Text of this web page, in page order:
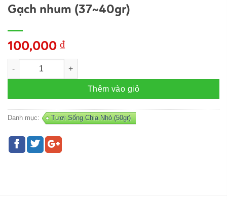
Gạch nhum (37~40gr)
100,000 ₫
Gạch nhum (37~40gr) số lượng
Thêm vào giỏ
Danh mục: Tươi Sống Chia Nhỏ (50gr)